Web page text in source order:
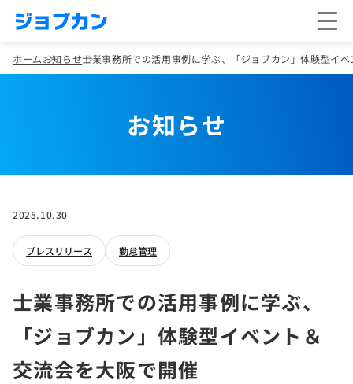
ホームお知らせ士業事務所での活用事例に学ぶ、「ジョブカン」体験型イ
お知らせ
2025.10.30
プレスリリース 勤怠管理
士業事務所での活用事例に学ぶ、
「ジョブカン」体験型イベント＆
交流会を大阪で開催